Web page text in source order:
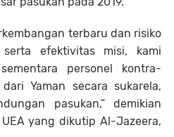
terbaru dan risiko
serta efektivitas misi, kami
personel kontra-
Yaman secara sukarela,
pasukan,” demikian
yang dikutip Al-Jazeera,